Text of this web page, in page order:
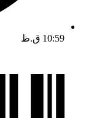
10:59 ق.ظ